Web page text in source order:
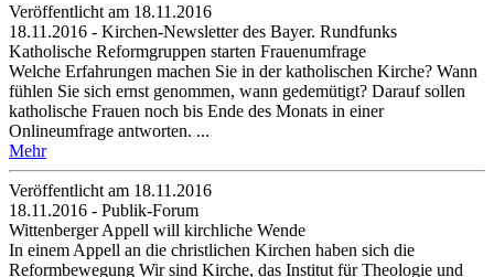
Veröffentlicht am 18­.11.2016
18.11.2016 - Kirchen-Newsletter des Bayer. Rundfunks
Katholische Reformgruppen starten Frauenumfrage
Welche Erfahrungen machen Sie in der katholischen Kirche? Wann
fühlen Sie sich ernst genommen, wann gedemütigt? Darauf sollen
katholische Frauen noch bis Ende des Monats in einer
Onlineumfrage antworten. ...
Mehr
Veröffentlicht am 18­.11.2016
18.11.2016 - Publik-Forum
Wittenberger Appell will kirchliche Wende
In einem Appell an die christlichen Kirchen haben sich die
Reformbewegung Wir sind Kirche, das Institut für Theologie und